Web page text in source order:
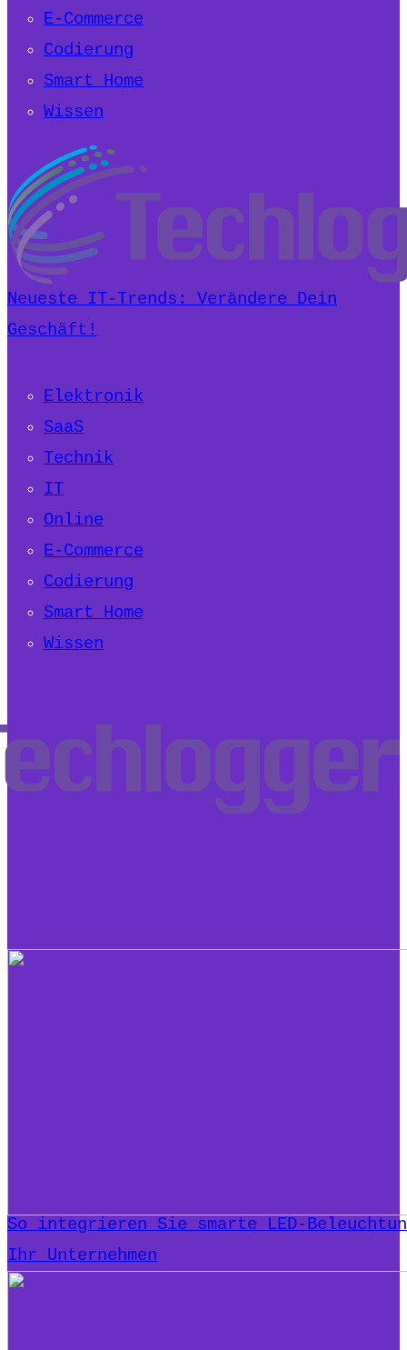
E-Commerce
Codierung
Smart Home
Wissen
Neueste IT-Trends: Verändere Dein
Geschäft!
Elektronik
SaaS
Technik
IT
Online
E-Commerce
Codierung
Smart Home
Wissen
So integrieren Sie smarte LED-
Ihr Unternehmen